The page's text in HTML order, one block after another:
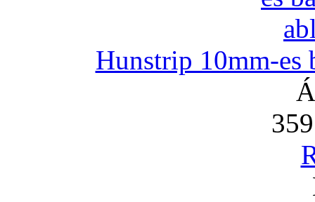
Hunstrip 10mm-es